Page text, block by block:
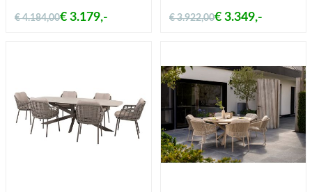
€ 4.184,00€ 3.179,- € 3.922,00€ 3.349,-